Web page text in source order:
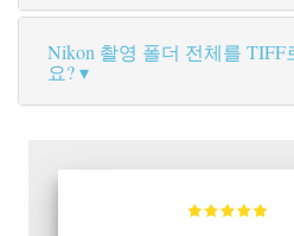
Nikon 촬영 폴더 전체를
요?